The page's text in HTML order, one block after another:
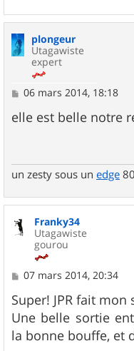
plongeur
Utagawiste
expert
M
s
s
06 mars 2014, 18:18
elle est belle notre
un zesty sous un edge
Franky34
Utagawiste
gourou
M
s
s
a
g
e
07 mars 2014, 20:34
Super! JPR fait mon
Une belle sortie
la bonne bouffe, et